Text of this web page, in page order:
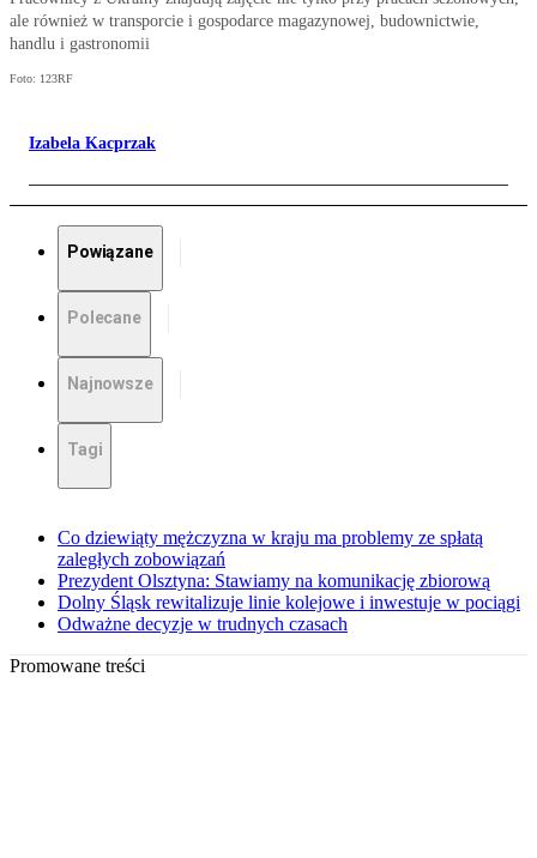
ale również w transporcie i gospodarce magazynowej, budownictwie,
handlu i gastronomii
Foto: 123RF
Izabela Kacprzak
Powiązane
Polecane
Najnowsze
Tagi
Co dziewiąty mężczyzna w kraju ma problemy ze spłatą
zaległych zobowiązań
Prezydent Olsztyna: Stawiamy na komunikację zbiorową
Dolny Śląsk rewitalizuje linie kolejowe i inwestuje w pociągi
Odważne decyzje w trudnych czasach
Promowane treści